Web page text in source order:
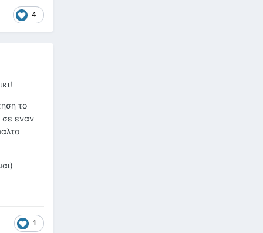
4
το
σε εναν
1